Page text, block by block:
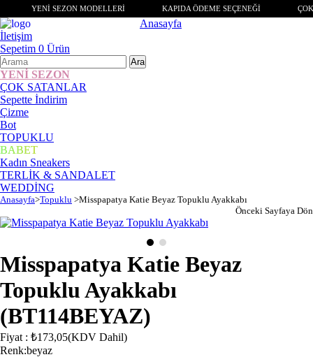
YENİ SEZON MODELLERİ KAPIDA ÖDEME SEÇENEĞİ
Anasayfa
İletişim
Sepetim 0 Ürün
YENİ SEZON
ÇOK SATANLAR
Sepette İndirim
Çizme
Bot
TOPUKLU
BABET
Kadın Sneakers
TERLİK & SANDALET
WEDDİNG
Anasayfa>Topuklu >Misspapatya Katie Beyaz Topuklu Ayakkabı
Önceki Sayfaya Dön
Misspapatya Katie Beyaz
Topuklu Ayakkabı
(BT114BEYAZ)
Fiyat : ₺173,05(KDV Dahil)
Renk:beyaz